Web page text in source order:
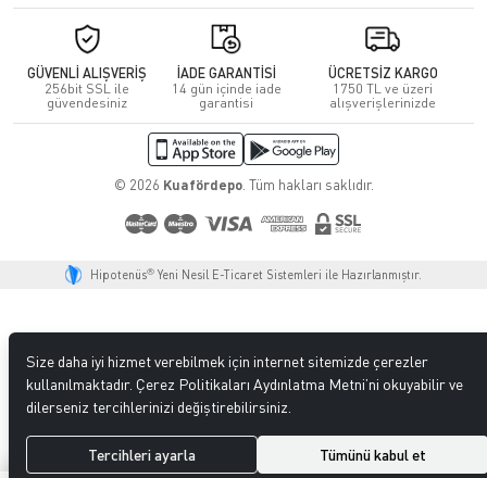
GÜVENLİ ALIŞVERİŞ
256bit SSL ile
güvendesiniz
İADE GARANTİSİ
14 gün içinde iade
garantisi
ÜCRETSİZ KARGO
1750 TL ve üzeri
alışverişlerinizde
© 2026 Kuafördepo. Tüm hakları saklıdır.
Hipotenüs® Yeni Nesil E-Ticaret Sistemleri ile Hazırlanmıştır.
Size daha iyi hizmet verebilmek için internet sitemizde çerezler
kullanılmaktadır. Çerez Politikaları Aydınlatma Metni’ni okuyabilir ve
dilerseniz tercihlerinizi değiştirebilirsiniz.
Tercihleri ayarla Tümünü kabul et